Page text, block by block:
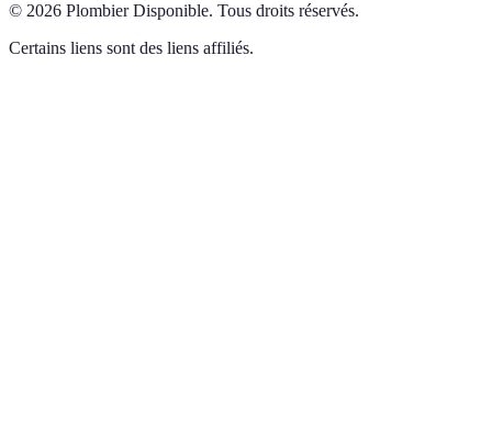
© 2026 Plombier Disponible. Tous droits réservés.
Certains liens sont des liens affiliés.